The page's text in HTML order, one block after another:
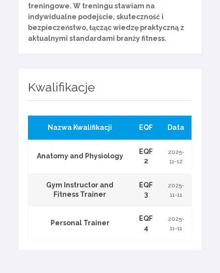
treningowe. W treningu stawiam na
indywidualne podejście, skuteczność i
bezpieczeństwo, łącząc wiedzę praktyczną z
aktualnymi standardami branży fitness.
Kwalifikacje
Nazwa Kwalifikacji EQF Data
Anatomy and Physiology
EQF
2
2025-
11-12
Gym Instructor and
Fitness Trainer
EQF
3
2025-
11-11
Personal Trainer
EQF
4
2025-
11-11